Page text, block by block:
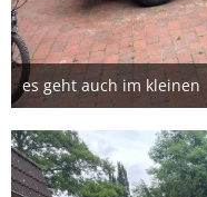
es geht auch im kleinen
31. Juli 2026